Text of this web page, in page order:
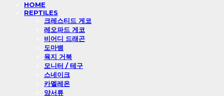
HOME
REPTILES
크레스티드 게코
레오파드 게코
비어디 드래곤
도마뱀
육지 거북
모니터 / 테구
스네이크
카멜레온
양서류